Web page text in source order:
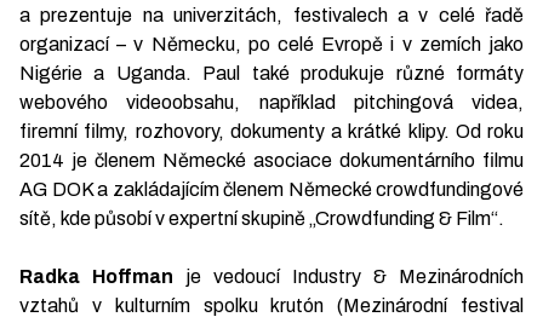
a prezentuje na univerzitách, festivalech a v celé řadě
organizací – v Německu, po celé Evropě i v zemích jako
Nigérie a Uganda. Paul také produkuje různé formáty
webového videoobsahu, například pitchingová videa,
firemní filmy, rozhovory, dokumenty a krátké klipy. Od roku
2014 je členem Německé asociace dokumentárního filmu
AG DOK a zakládajícím členem Německé crowdfundingové
sítě, kde působí v expertní skupině „Crowdfunding & Film“.
Radka Hoffman je vedoucí Industry & Mezinárodních
vztahů v kulturním spolku krutón (Mezinárodní festival